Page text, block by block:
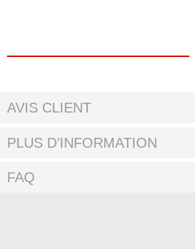
AVIS CLIENT
PLUS D’INFORMATION
FAQ